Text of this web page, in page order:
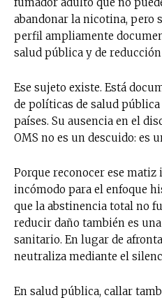
abandonar la nicotina, pero
perfil ampliamente
salud pública y de reducción
Ese sujeto existe. Está
de políticas de salud
países. Su ausencia en el
OMS no es un descuido: es
Porque reconocer ese
incómodo para el enfoque
que la abstinencia total no
reducir daño también es
sanitario. En lugar de
neutraliza mediante el
En salud pública, callar